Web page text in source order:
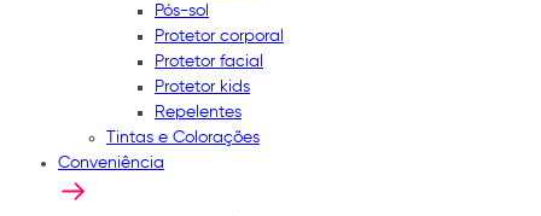
Pós-sol
Protetor corporal
Protetor facial
Protetor kids
Repelentes
Tintas e Colorações
Conveniência